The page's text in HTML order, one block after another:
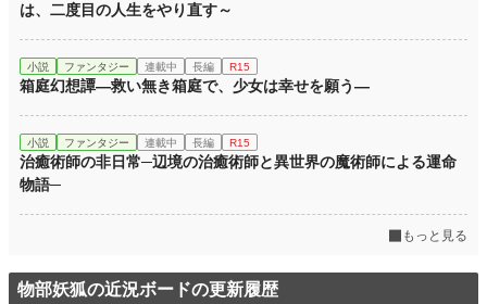
は、二度目の人生をやり直す～
小説 ファンタジー 連載中 長編 R15
箱庭幻想譚―救い無き箱庭で、少女は幸せを願う―
小説 ファンタジー 連載中 長編 R15
治癒術師の非日常─辺境の治癒術師と異世界の魔術師による運命
物語─
もっと見る
物部妖狐の近況ボードの更新履歴